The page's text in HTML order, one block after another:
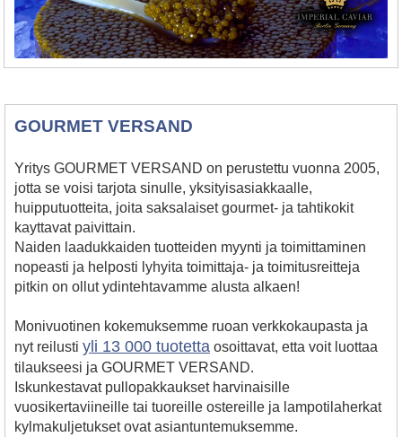
GOURMET VERSAND
Yritys GOURMET VERSAND on perustettu vuonna 2005,
jotta se voisi tarjota sinulle, yksityisasiakkaalle,
huipputuotteita, joita saksalaiset gourmet- ja tahtikokit
kayttavat paivittain.
Naiden laadukkaiden tuotteiden myynti ja toimittaminen
nopeasti ja helposti lyhyita toimittaja- ja toimitusreitteja
pitkin on ollut ydintehtavamme alusta alkaen!
Monivuotinen kokemuksemme ruoan verkkokaupasta ja
nyt reilusti yli 13 000 tuotetta osoittavat, etta voit luottaa
tilaukseesi ja GOURMET VERSAND.
Iskunkestavat pullopakkaukset harvinaisille
vuosikertaviineille tai tuoreille ostereille ja lampotilaherkat
kylmakuljetukset ovat asiantuntemuksemme.